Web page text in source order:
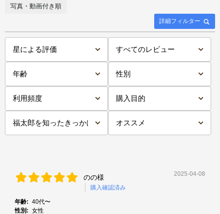
詳細フィルター
写真・動画付き順
のの様
購入確認済み
2025-04-08
年齢: 40代〜
性別: 女性